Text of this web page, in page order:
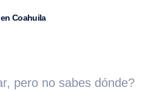
Coahuila
pero no sabes dónde?